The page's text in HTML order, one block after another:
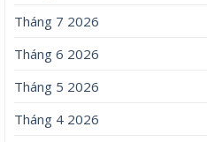
Tháng 7 2026
Tháng 6 2026
Tháng 5 2026
Tháng 4 2026